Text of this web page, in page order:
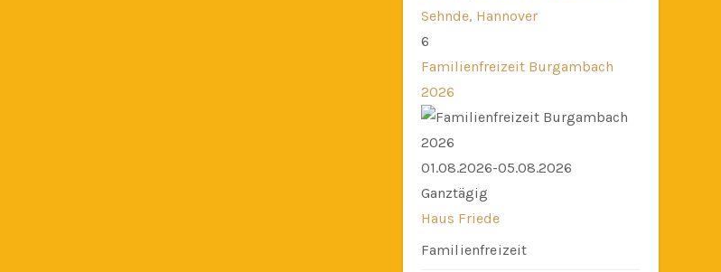
Sehnde, Hannover
6
Familienfreizeit Burgambach
2026
01.08.2026-05.08.2026
Ganztägig
Haus Friede
Familienfreizeit